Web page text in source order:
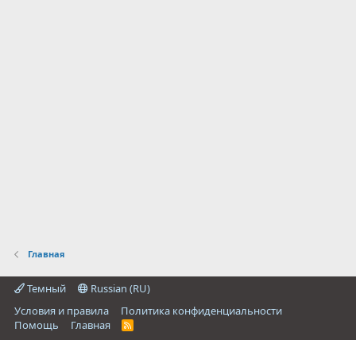
Главная
Темный
Russian (RU)
Условия и правила
Политика конфиденциальности
Помощь
Главная
R